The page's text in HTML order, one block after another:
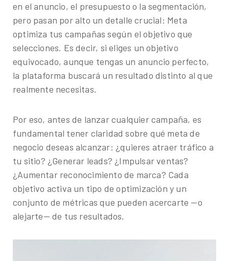
en el anuncio, el presupuesto o la segmentación,
pero pasan por alto un detalle crucial: Meta
optimiza tus campañas según el objetivo que
selecciones. Es decir, si eliges un objetivo
equivocado, aunque tengas un anuncio perfecto,
la plataforma buscará un resultado distinto al que
realmente necesitas.
Por eso, antes de lanzar cualquier campaña, es
fundamental tener claridad sobre qué meta de
negocio deseas alcanzar: ¿quieres atraer tráfico a
tu sitio? ¿Generar leads? ¿Impulsar ventas?
¿Aumentar reconocimiento de marca? Cada
objetivo activa un tipo de optimización y un
conjunto de métricas que pueden acercarte —o
alejarte— de tus resultados.